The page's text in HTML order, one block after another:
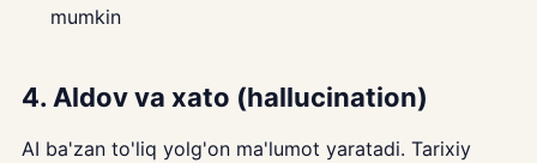
mumkin
4. Aldov va xato (hallucination)
AI ba'zan to'liq yolg'on ma'lumot yaratadi. Tarixiy